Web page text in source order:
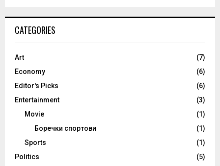
CATEGORIES
Art
(7)
Economy
(6)
Editor's Picks
(6)
Entertainment
(3)
Movie
(1)
Боречки спортови
(1)
Sports
(1)
Politics
(5)